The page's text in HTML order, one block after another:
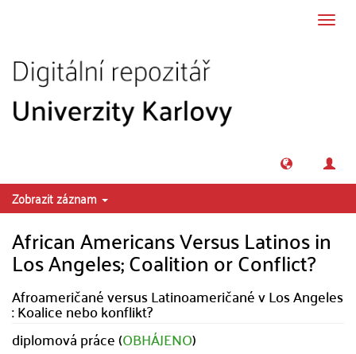
Zobrazit záznam
African Americans Versus Latinos in
Los Angeles; Coalition or Conflict?
Afroameričané versus Latinoameričané v Los Angeles
: Koalice nebo konflikt?
diplomová práce (OBHÁJENO)